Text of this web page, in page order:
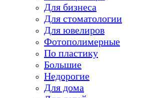
Для бизнеса
Для стоматологии
Для ювелиров
Фотополимерные
По пластику
Большие
Недорогие
Для дома